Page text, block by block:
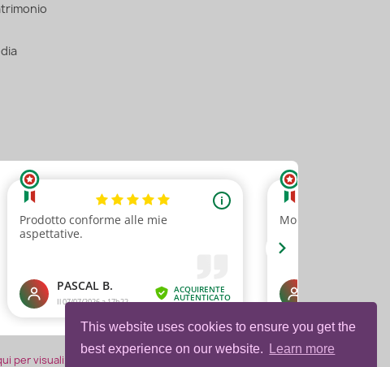
This website uses cookies to ensure you get the
best experience on our website.
Learn more
per visualizzare l'attestato